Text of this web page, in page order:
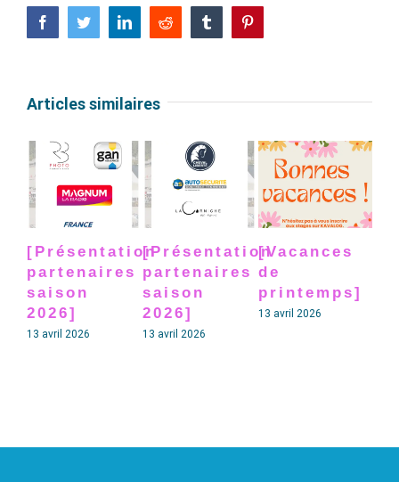
FacebookTwitterLinkedInReddit Tumblr
Articles similaires
[Présentation
partenaires
saison
2026]
13 avril 2026
[Présentation
partenaires
saison
2026]
13 avril 2026
[Vacances
de
printemps]
13 avril 2026